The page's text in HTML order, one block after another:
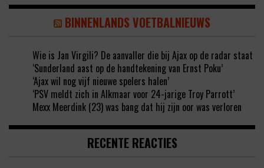
BINNENLANDS VOETBALNIEUWS
Wie is Jan Virgili? De aanvaller die bij Ajax op de radar staat
‘Sunderland aast op de handtekening van Ernst Poku’
‘Ajax wil nog vijf nieuwe spelers halen’
‘PSV meldt zich in Alkmaar voor 24-jarige Troy Parrott’
Mexx Meerdink (23) was bang dat hij zijn oor was verloren
RECENTE REACTIES